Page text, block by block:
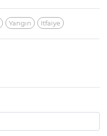
Yangın Itfaiye